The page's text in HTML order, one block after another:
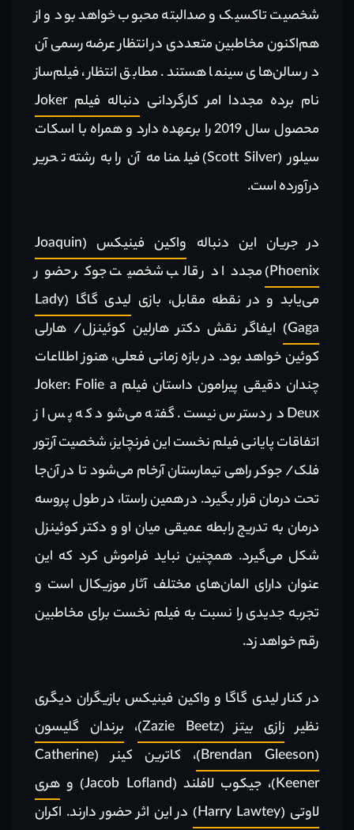
شخصیت تاکسیک و صدالبته محبوب خواهد بود و از
هم‌اکنون مخاطبین متعددی در انتظار عرضه رسمی آن
در سالن‌های سینما هستند. مطابق انتظار، فیلم‌ساز
نام برده مجددا امر کارگردانی دنباله فیلم Joker
محصول سال 2019 را برعهده دارد و همراه با اسکات
سیلور (Scott Silver) فیلمنامه آن را به رشته تحریر
درآورده است.
در جریان این دنباله
واکین فینیکس (Joaquin
Phoenix) مجددا در قالب شخصیت جوکر حضور
می‌یابد و در نقطه مقابل، بازی
لیدی گاگا (Lady
Gaga) ایفاگر نقش دکتر هارلین کوئینزل/ هارلی
کوئین خواهد بود. در بازه زمانی فعلی، هنوز اطلاعات
چندان دقیقی پیرامون داستان فیلم Joker: Folie a
Deux در دسترس نیست. گفته می‌شود که پس از
اتفاقات پایانی فیلم نخست این فرنچایز، شخصیت آرتور
فلک/ جوکر راهی تیمارستان آرخام می‌شود تا در آن‌جا
تحت درمان قرار بگیرد. در همین راستا، در طول پروسه
درمان به تدریج رابطه عمیقی میان او و دکتر کوئینزل
شکل می‌گیرد. همچنین نباید فراموش کرد که این
عنوان دارای المان‌های مختلف آثار موزیکال است و
تجربه جدیدی را نسبت به فیلم نخست برای مخاطبین
رقم خواهد زد.
در کنار لیدی گاگا و واکین فینیکس بازیگران دیگری
نظیر زازی بیتز (Zazie Beetz) ، برندان گلیسون
(Brendan Gleeson)
، کاترین کینر (Catherine
Keener)، جیکوب لافلند (Jacob Lofland) و
هری
لاوتی (Harry Lawtey)
در این اثر حضور دارند. اکران